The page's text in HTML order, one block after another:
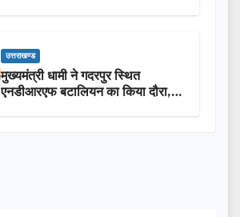
उत्तराखण्ड
मुख्यमंत्री धामी ने गदरपुर स्थित
एनडीआरएफ बटालियन का किया दौरा,